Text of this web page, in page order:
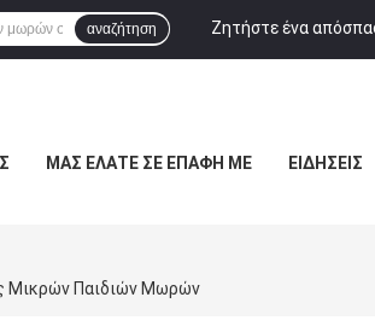
Ζητήστε ένα
αναζήτηση
ΜΑΣ ΕΛΆΤΕ ΣΕ ΕΠΑΦΉ ΜΕ ΕΙΔΉΣΕΙΣ
Μικρών Παιδιών Μωρών